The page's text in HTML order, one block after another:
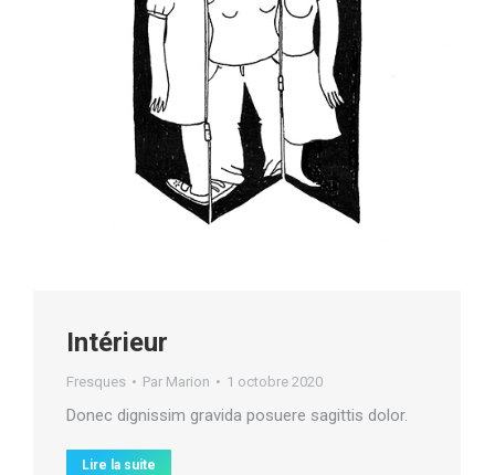
Intérieur
Fresques Par Marion 1 octobre 2020
Donec dignissim gravida posuere sagittis dolor.
Lire la suite